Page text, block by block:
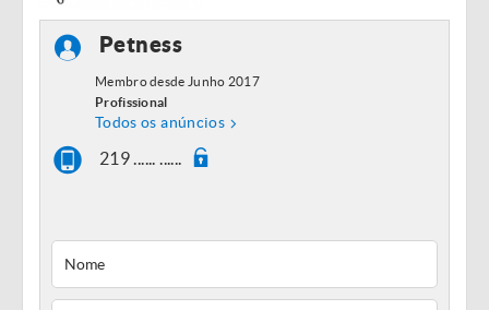
Petness
Membro desde Junho 2017
Profissional
Todos os anúncios
219 ...... ......